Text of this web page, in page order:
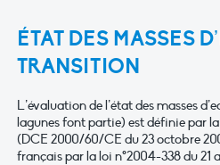
ÉTAT DES MASSES
TRANSITION
L’évaluation de l’état des masses
lagunes font partie) est définie par
(DCE 2000/60/CE du 23 octobre
français par la loi n°2004-338 du 21